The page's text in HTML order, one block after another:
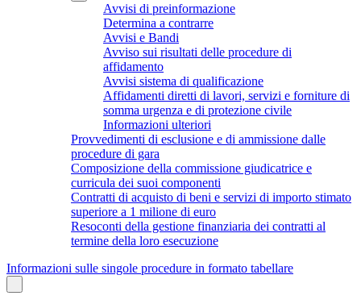
Avvisi di preinformazione
Determina a contrarre
Avvisi e Bandi
Avviso sui risultati delle procedure di
affidamento
Avvisi sistema di qualificazione
Affidamenti diretti di lavori, servizi e forniture di
somma urgenza e di protezione civile
Informazioni ulteriori
Provvedimenti di esclusione e di ammissione dalle
procedure di gara
Composizione della commissione giudicatrice e
curricula dei suoi componenti
Contratti di acquisto di beni e servizi di importo stimato
superiore a 1 milione di euro
Resoconti della gestione finanziaria dei contratti al
termine della loro esecuzione
Informazioni sulle singole procedure in formato tabellare